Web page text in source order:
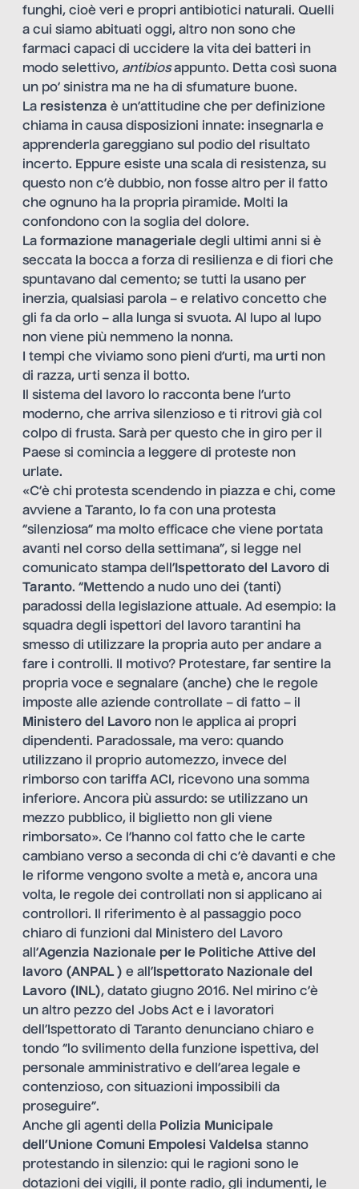
funghi, cioè veri e propri antibiotici naturali. Quelli
a cui siamo abituati oggi, altro non sono che
farmaci capaci di uccidere la vita dei batteri in
modo selettivo, antibiosappunto. Detta così suona
un po’ sinistra ma ne ha di sfumature buone.
La resistenza è un’attitudine che per definizione
chiama in causa disposizioni innate: insegnarla e
apprenderla gareggiano sul podio del risultato
incerto. Eppure esiste una scala di resistenza, su
questo non c’è dubbio, non fosse altro per il fatto
che ognuno ha la propria piramide. Molti la
confondono con la soglia del dolore.
La formazione manageriale degli ultimi anni si è
seccata la bocca a forza di resilienza e di fiori che
spuntavano dal cemento; se tutti la usano per
inerzia, qualsiasi parola – e relativo concetto che
gli fa da orlo – alla lunga si svuota. Al lupo al lupo
non viene più nemmeno la nonna.
I tempi che viviamo sono pieni d’urti, ma urti non
di razza, urti senza il botto.
Il sistema del lavoro lo racconta bene l’urto
moderno, che arriva silenzioso e ti ritrovi già col
colpo di frusta. Sarà per questo che in giro per il
Paese si comincia a leggere di proteste non
urlate.
«C’è chi protesta scendendo in piazza e chi, come
avviene a Taranto, lo fa con una protesta
“silenziosa” ma molto efficace che viene portata
avanti nel corso della settimana”, si legge nel
comunicato stampa dell’ Ispettorato del Lavoro di
Taranto. “Mettendo a nudo uno dei (tanti)
paradossi della legislazione attuale. Ad esempio: la
squadra degli ispettori del lavoro tarantini ha
smesso di utilizzare la propria auto per andare a
fare i controlli. Il motivo? Protestare, far sentire la
propria voce e segnalare (anche) che le regole
imposte alle aziende controllate – di fatto – il
Ministero del Lavoro non le applica ai propri
dipendenti. Paradossale, ma vero: quando
utilizzano il proprio automezzo, invece del
rimborso con tariffa ACI, ricevono una somma
inferiore. Ancora più assurdo: se utilizzano un
mezzo pubblico, il biglietto non gli viene
rimborsato». Ce l’hanno col fatto che le carte
cambiano verso a seconda di chi c’è davanti e che
le riforme vengono svolte a metà e, ancora una
volta, le regole dei controllati non si applicano ai
controllori. Il riferimento è al passaggio poco
chiaro di funzioni dal Ministero del Lavoro
all’Agenzia Nazionale per le Politiche Attive del
lavoro (ANPAL ) e all’ Ispettorato Nazionale del
Lavoro (INL), datato giugno 2016. Nel mirino c’è
un altro pezzo del Jobs Act e i lavoratori
dell’Ispettorato di Taranto denunciano chiaro e
tondo “lo svilimento della funzione ispettiva, del
personale amministrativo e dell’area legale e
contenzioso, con situazioni impossibili da
proseguire”.
Anche gli agenti della Polizia Municipale
dell’Unione Comuni Empolesi Valdelsa stanno
protestando in silenzio: qui le ragioni sono le
dotazioni dei vigili, il ponte radio, gli indumenti, le